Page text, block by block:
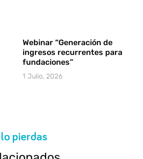
Webinar “Generación de
ingresos recurrentes para
fundaciones”
1 Julio, 2026
pierdas